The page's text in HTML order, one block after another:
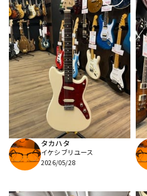
DJ機器
DTM オンライン納品
配信/ライブ機器
中古
タカハタ
イケシブリユース
2026/05/28